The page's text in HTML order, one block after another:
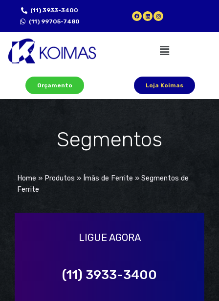
(11) 3933-3400
(11) 99705-7480
Orçamento Loja Koimas
Segmentos
Home » Produtos » Ímãs de Ferrite » Segmentos de
Ferrite
LIGUE AGORA
(11) 3933-3400